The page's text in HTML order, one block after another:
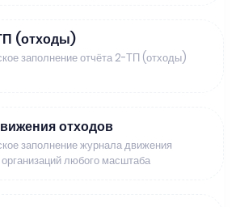
(отходы)
заполнение отчёта 2-ТП (отходы)
отходов
заполнение журнала движения
любого масштаба